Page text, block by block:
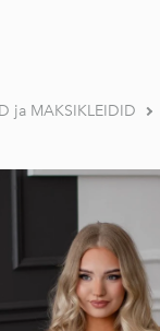
ja MAKSIKLEIDID